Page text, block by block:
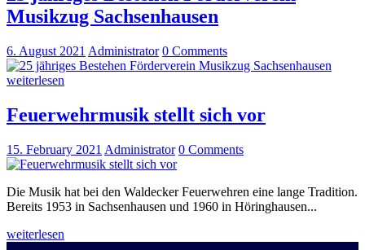
Musikzug Sachsenhausen
6. August 2021 Administrator 0 Comments
weiterlesen
Feuerwehrmusik stellt sich vor
15. February 2021 Administrator 0 Comments
Die Musik hat bei den Waldecker Feuerwehren eine lange Tradition.
Bereits 1953 in Sachsenhausen und 1960 in Höringhausen...
weiterlesen